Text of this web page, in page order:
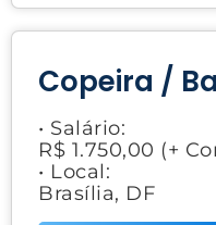
Copeira /
• Salário:
R$ 1.750,00 (+
• Local:
Brasília, DF